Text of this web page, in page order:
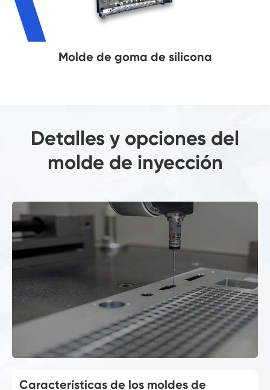
Molde de goma de silicona
Detalles y opciones del
molde de inyección
Características de los moldes de